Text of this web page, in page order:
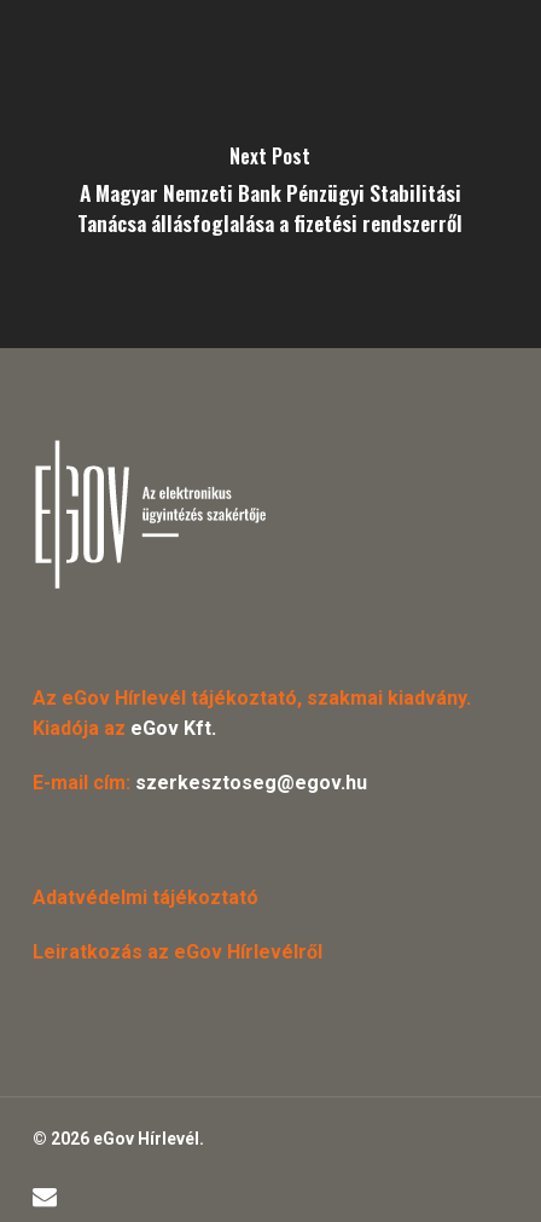
Next Post
A Magyar Nemzeti Bank Pénzügyi Stabilitási
Tanácsa állásfoglalása a fizetési rendszerről
Az eGov Hírlevél tájékoztató, szakmai kiadvány.
Kiadója az eGov Kft.
E-mail cím: szerkesztoseg@egov.hu
Adatvédelmi tájékoztató
Leiratkozás az eGov Hírlevélről
© 2026 eGov Hírlevél.
email